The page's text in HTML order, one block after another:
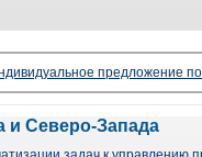
предложение
и Северо-Запада